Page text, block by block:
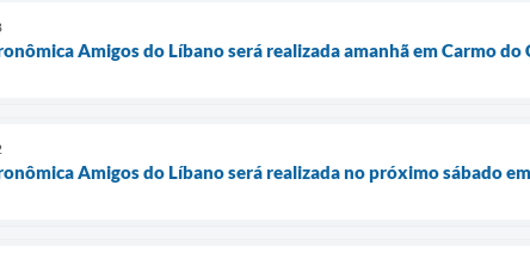
Amigos do Líbano será realizada amanhã em Carmo do
Amigos do Líbano será realizada no próximo sábado